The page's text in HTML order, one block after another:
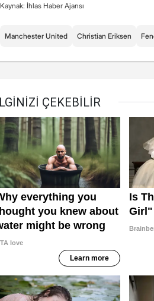
Kaynak: İhlas Haber Ajansı
Manchester United Christian Eriksen